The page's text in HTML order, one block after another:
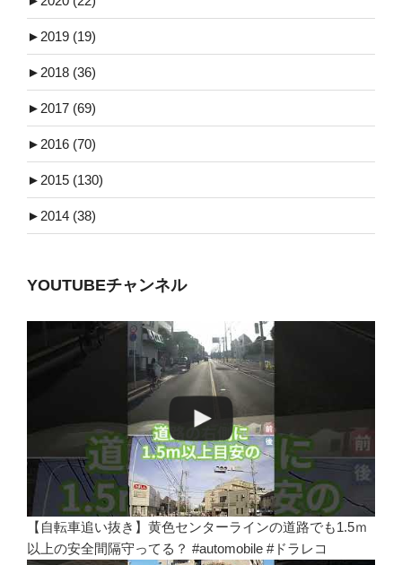
► 2019 (19)
► 2018 (36)
► 2017 (69)
► 2016 (70)
► 2015 (130)
► 2014 (38)
YOUTUBEチャンネル
【自転車追い抜き】黄色センターラインの道路でも1.5ｍ
以上の安全間隔守ってる？ #automobile #ドラレコ